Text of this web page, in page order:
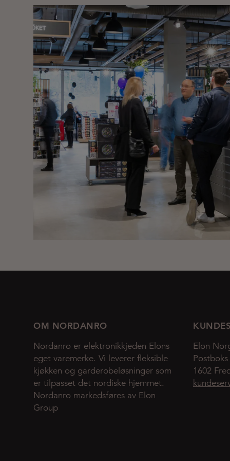
OM NORDANRO
Nordanro er elektronikkjeden Elons
eget varemerke. Vi leverer fleksible
kjøkken og garderobeløsninger som
er tilpasset det nordiske hjemmet.
Nordanro markedsføres av Elon
Group
Elon
1602